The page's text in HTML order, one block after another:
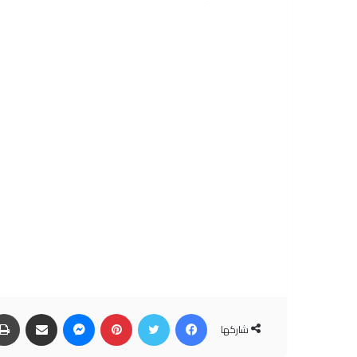
شاركها
فيسبوك تويتر بينتيريست ماسنجر مشاركة عبر البريد